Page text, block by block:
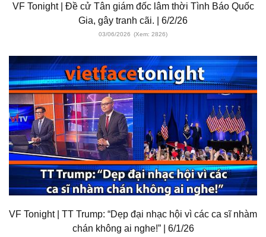
VF Tonight | Đề cử Tân giám đốc lâm thời Tình Báo Quốc
Gia, gây tranh cãi. | 6/2/26
03/06/2026 (Xem: 2826)
VF Tonight | TT Trump: “Dẹp đại nhạc hội vì các ca sĩ nhàm
chán không ai nghe!” | 6/1/26